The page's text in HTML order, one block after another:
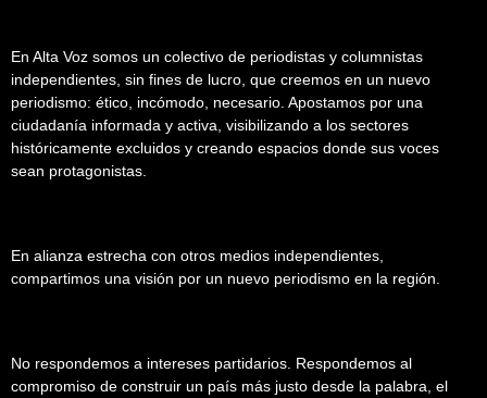
En Alta Voz somos un colectivo de periodistas y columnistas
independientes, sin fines de lucro, que creemos en un nuevo
periodismo: ético, incómodo, necesario. Apostamos por una
ciudadanía informada y activa, visibilizando a los sectores
históricamente excluidos y creando espacios donde sus voces
sean protagonistas.
En alianza estrecha con otros medios independientes,
compartimos una visión por un nuevo periodismo en la región.
No respondemos a intereses partidarios. Respondemos al
compromiso de construir un país más justo desde la palabra, el